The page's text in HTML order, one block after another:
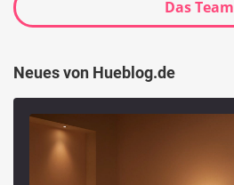
Das Team
Neues von Hueblog.de